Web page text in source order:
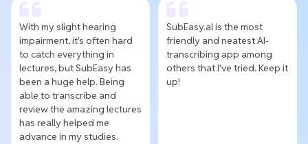
With my slight hearing
impairment, it's often hard
to catch everything in
lectures, but SubEasy has
been a huge help. Being
able to transcribe and
review the amazing lectures
has really helped me
advance in my studies.
SubEasy.al is the most
friendly and neatest AI-
transcribing app among
others that I've tried. Keep it
up!